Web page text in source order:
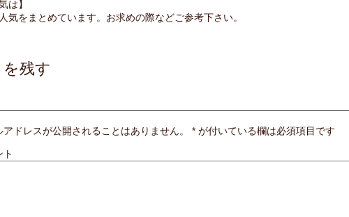
は】
気をまとめています。お求めの際などご参考下さい。
残す
アドレスが公開されることはありません。 * が付いている欄は必須項目です
ト